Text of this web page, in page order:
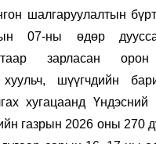
шалгаруулалтын
07-ны өдөр
зарласан
хуульч, шүүгчдийн
хугацаанд
газрын 2026 оны 270